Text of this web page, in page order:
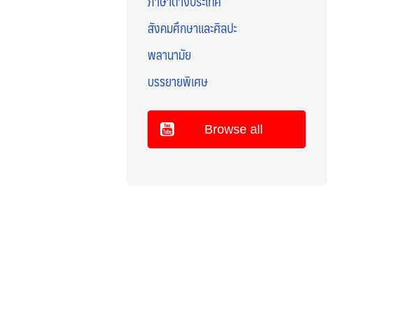
สังคมศึกษาและศิลปะ
พลานามัย
บรรยายพิเศษ
Browse all